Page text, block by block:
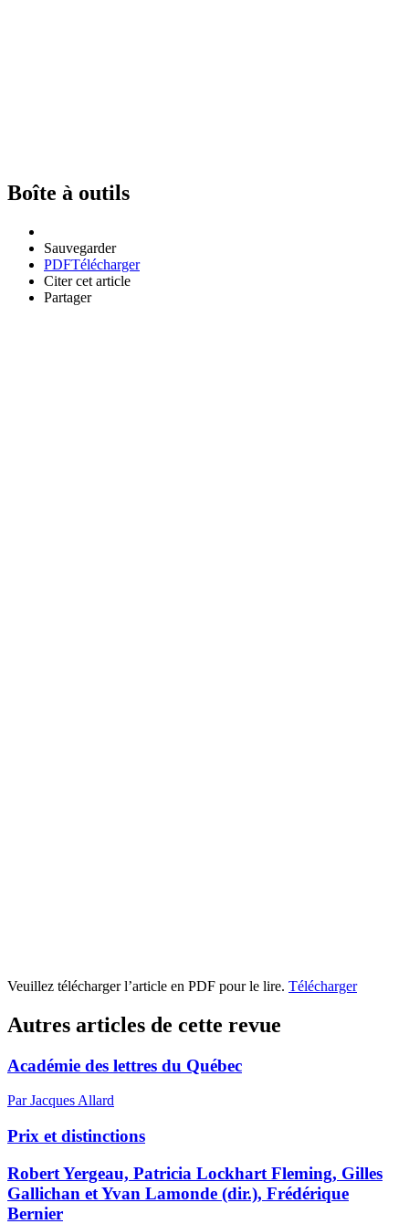
Boîte à outils
Sauvegarder
PDFTélécharger
Citer cet article
Partager
Veuillez télécharger l’article en PDF pour le lire. Télécharger
Autres articles de cette revue
Académie des lettres du Québec
Par Jacques Allard
Prix et distinctions
Robert Yergeau, Patricia Lockhart Fleming, Gilles
Gallichan et Yvan Lamonde (dir.), Frédérique
Bernier